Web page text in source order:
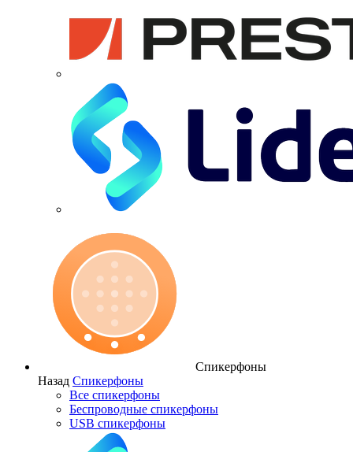
Спикерфоны
Назад Спикерфоны
Все спикерфоны
Беспроводные спикерфоны
USB спикерфоны